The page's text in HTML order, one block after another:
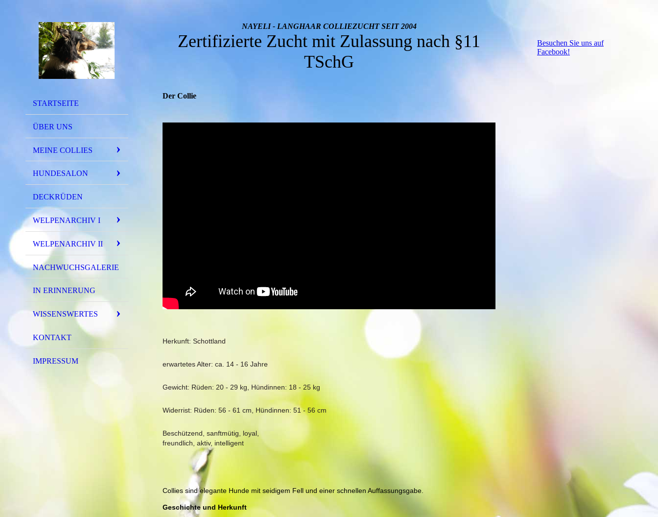
STARTSEITE
ÜBER UNS
MEINE COLLIES
HUNDESALON
DECKRÜDEN
WELPENARCHIV I
WELPENARCHIV II
NACHWUCHSGALERIE
IN ERINNERUNG
WISSENSWERTES
KONTAKT
IMPRESSUM
NAYELI - LANGHAAR COLLIEZUCHT SEIT2004
Zertifizierte Zucht mit Zulassung nach §11
TSchG
Der Collie
Herkunft: Schottland
erwartetes Alter: ca. 14 - 16 Jahre
Gewicht: Rüden: 20 - 29 kg, Hündinnen: 18 - 25 kg
Widerrist: Rüden: 56 - 61 cm, Hündinnen: 51 - 56 cm
Beschützend, sanftmütig, loyal,
freundlich, aktiv, intelligent
Collies sind elegante Hunde mit seidigem Fell und einer schnellen Auffassungsgabe.
Geschichte und Herkunft
Besuchen Sie uns auf
Facebook!